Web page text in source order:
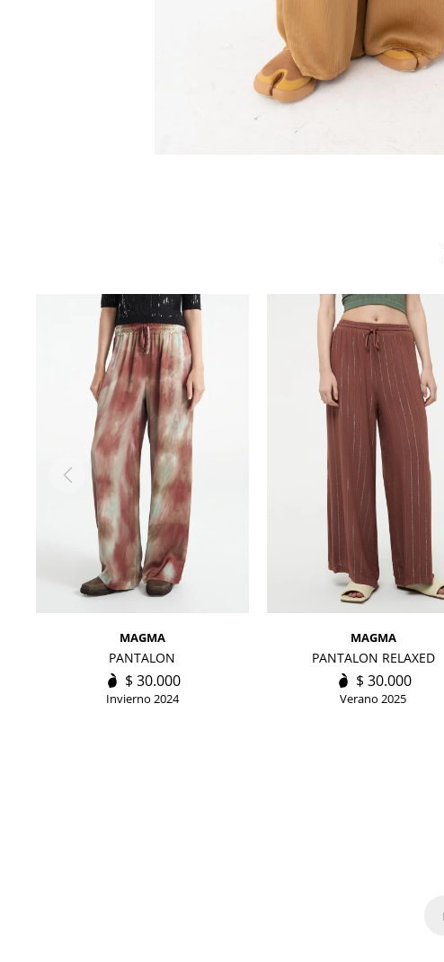
MAGMA
PANTALON
$ 30.000
Invierno 2024
MAGMA
PANTALON RELAXED
$ 30.000
Verano 2025